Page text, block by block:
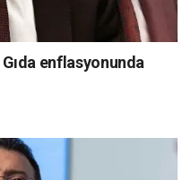
enflasyonunda